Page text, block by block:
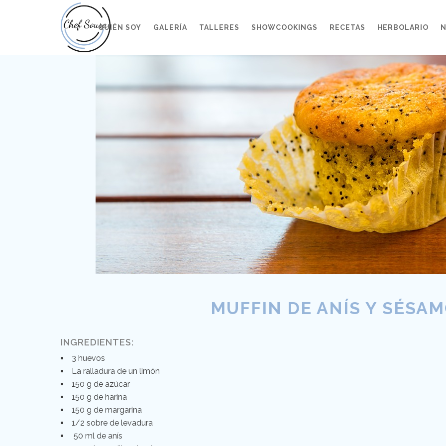
QUIÉN SOY GALERÍA TALLERES SHOWCOOKINGS RECETAS HERBOLARIO
MUFFIN DE ANÍS Y
INGREDIENTES:
3 huevos
La ralladura de un limón
150 g de azúcar
150 g de harina
150 g de margarina
1/2 sobre de levadura
50 ml de anís